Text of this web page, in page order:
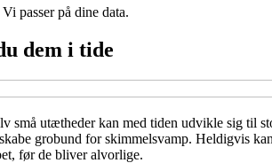
passer på dine data.
dem i tide
utætheder kan med tiden udvikle sig til
grobund for skimmelsvamp. Heldigvis
før de bliver alvorlige.